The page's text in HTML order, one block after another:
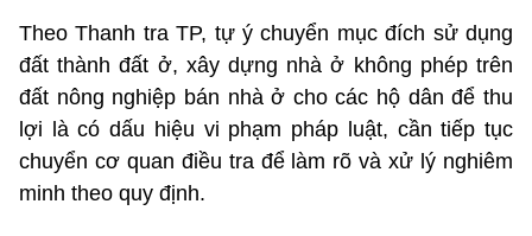
Theo Thanh tra TP, tự ý chuyển mục đích sử dụng
đất thành đất ở, xây dựng nhà ở không phép trên
đất nông nghiệp bán nhà ở cho các hộ dân để thu
lợi là có dấu hiệu vi phạm pháp luật, cần tiếp tục
chuyển cơ quan điều tra để làm rõ và xử lý nghiêm
minh theo quy định.